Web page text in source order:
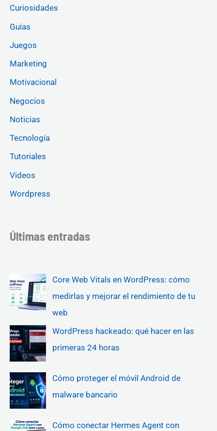
Curiosidades
Guías
Juegos
Marketing
Motivacional
Negocios
Noticias
Tecnología
Tutoriales
Videos
Wordpress
Últimas entradas
Core Web Vitals en WordPress: cómo
medirlas y mejorar el rendimiento de tu
web
WordPress hackeado: qué hacer en las
primeras 24 horas
Cómo proteger el móvil Android de
malware bancario
Cómo conectar Hermes Agent con